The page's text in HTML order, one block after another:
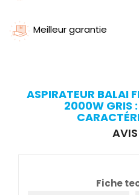
Meilleur garantie
ASPIRATEUR BALAI
2000W GRIS :
Fiche